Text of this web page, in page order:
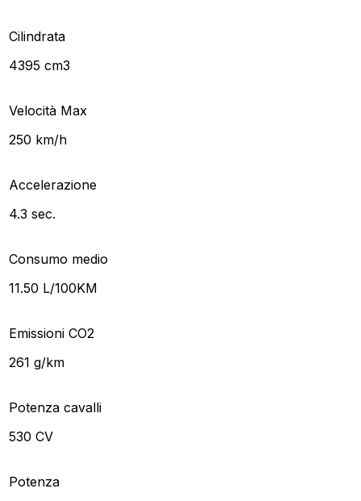
Cilindrata
4395 cm3
Velocità Max
250 km/h
Accelerazione
4.3 sec.
Consumo medio
11.50 L/100KM
Emissioni CO2
261 g/km
Potenza cavalli
530 CV
Potenza